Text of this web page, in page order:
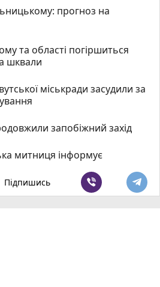
прогноз на
та області погіршиться
шквали
міськради засудили за
запобіжний захід
митниця інформує
Підпишись